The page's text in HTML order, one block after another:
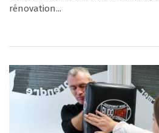
rénovation...